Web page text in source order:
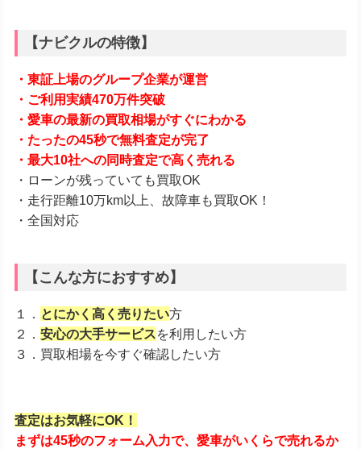
【ナビクルの特徴】
・東証上場のグループ企業が運営
・ご利用実績470万件突破
・愛車の最新の買取相場がすぐにわかる
・たったの45秒で無料査定が完了
・最大10社への同時査定で高く売れる
・ローンが残っていても買取OK
・走行距離10万km以上、故障車も買取OK！
・全国対応
【こんな方におすすめ】
１． とにかく高く売りたい方
２． 安心の大手サービスを利用したい方
３．買取相場を今すぐ確認したい方
査定はお気軽にOK！
まずは45秒のフォーム入力で、愛車がいくらで売れるか